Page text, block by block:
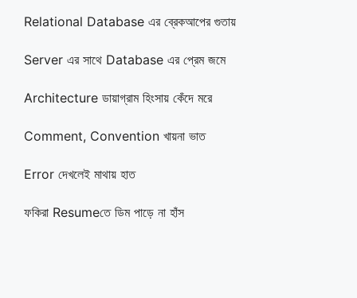
Relational Database এর ব্রেকআপের গুতায়
Server এর সাথে Database এর প্রেম জমে
Architecture ডায়াগ্রাম হিংসায় কেঁদে মরে
Comment, Convention খায়না ভাত
Error দেখলেই মাথায় হাত
ফকিরা Resumeতে ডিম পাড়ে না হাঁস